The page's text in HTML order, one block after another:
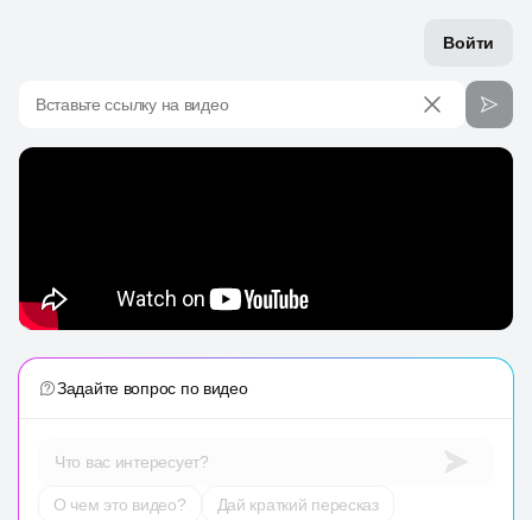
Войти
Вставьте ссылку на видео
Задайте вопрос по видео
Что вас интересует?
О чем это видео?
Дай краткий пересказ